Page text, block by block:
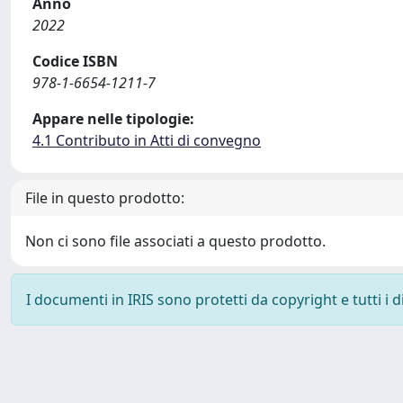
2022
Codice ISBN
978-1-6654-1211-7
Appare nelle tipologie:
4.1 Contributo in Atti di convegno
File in questo prodotto:
Non ci sono file associati a questo prodotto.
I documenti in IRIS sono protetti da copyright e tutti i